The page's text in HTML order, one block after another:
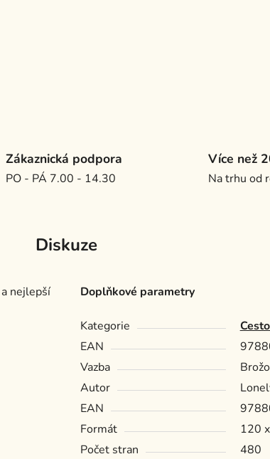
Zákaznická podpora
PO - PÁ 7.00 - 14.30
Více než
Na trhu od
Diskuze
nejlepší
Doplňkové parametry
Kategorie
EAN
Vazba
Autor
EAN
Formát
120
Počet stran
480